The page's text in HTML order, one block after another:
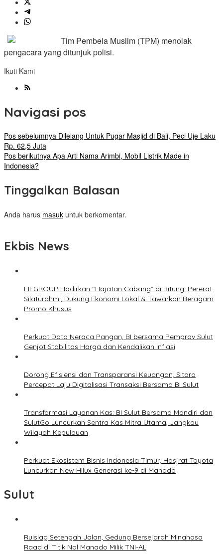
Tim Pembela Muslim (TPM) menolak
pengacara yang ditunjuk polisi.
Ikuti Kami
Navigasi pos
Pos sebelumnya Dilelang Untuk Pugar Masjid di Bali, Peci Uje Laku
Rp. 62,5 Juta
Pos berikutnya Apa Arti Nama Arimbi, Mobil Listrik Made in
Indonesia?
Tinggalkan Balasan
Anda harus masuk untuk berkomentar.
Ekbis News
FIFGROUP Hadirkan “Hajatan Cabang” di Bitung: Pererat
Silaturahmi, Dukung Ekonomi Lokal & Tawarkan Beragam
Promo Khusus
Perkuat Data Neraca Pangan, BI bersama Pemprov Sulut
Genjot Stabilitas Harga dan Kendalikan Inflasi
Dorong Efisiensi dan Transparansi Keuangan, Sitaro
Percepat Laju Digitalisasi Transaksi Bersama BI Sulut
Transformasi Layanan Kas: BI Sulut Bersama Mandiri dan
SulutGo Luncurkan Sentra Kas Mitra Utama, Jangkau
Wilayah Kepulauan
Perkuat Ekosistem Bisnis Indonesia Timur, Hasjrat Toyota
Luncurkan New Hilux Generasi ke-9 di Manado
Sulut
Ruislag Setengah Jalan, Gedung Bersejarah Minahasa
Raad di Titik Nol Manado Milik TNI-AL